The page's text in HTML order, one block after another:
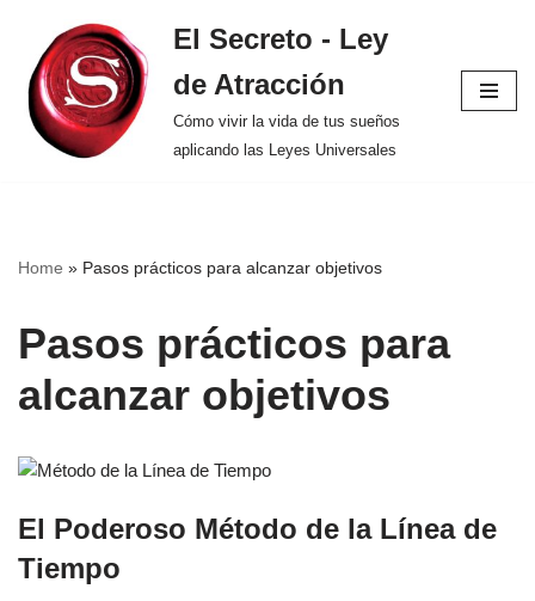
Saltar
al
contenido
El Secreto - Ley
de Atracción
Cómo vivir la vida de tus sueños
aplicando las Leyes Universales
Home » Pasos prácticos para alcanzar objetivos
Pasos prácticos para
alcanzar objetivos
El Poderoso Método de la Línea de
Tiempo